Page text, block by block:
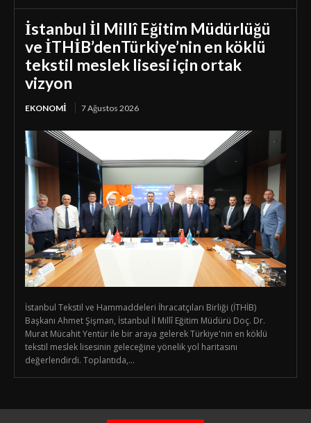
İstanbul İl Millî Eğitim Müdürlüğü
ve İTHİB’denTürkiye’nin en köklü
tekstil meslek lisesi için ortak
vizyon
EKONOMI 7 Ağustos 2026
İstanbul Tekstil ve Hammaddeleri İhracatçıları Birliği (İTHİB)
Başkanı Ahmet Şişman, İstanbul İl Millî Eğitim Müdürü Doç. Dr.
Murat Mücahit Yentür ile bir araya gelerek Türkiye'nin en köklü
tekstil meslek lisesinin geleceğine yönelik yol haritasını
değerlendirdi. Toplantıda,...